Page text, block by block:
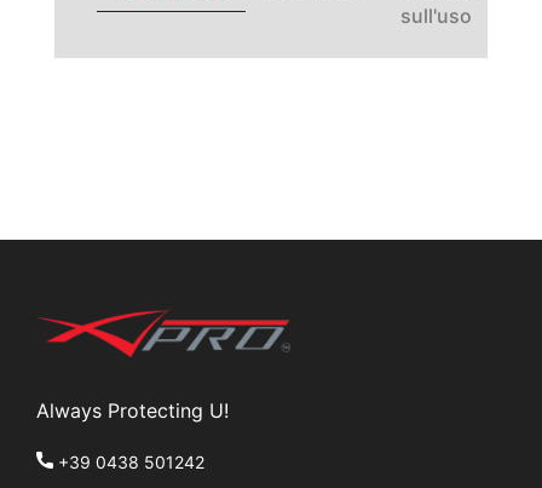
sull'uso
Always Protecting U!
+39 0438 501242